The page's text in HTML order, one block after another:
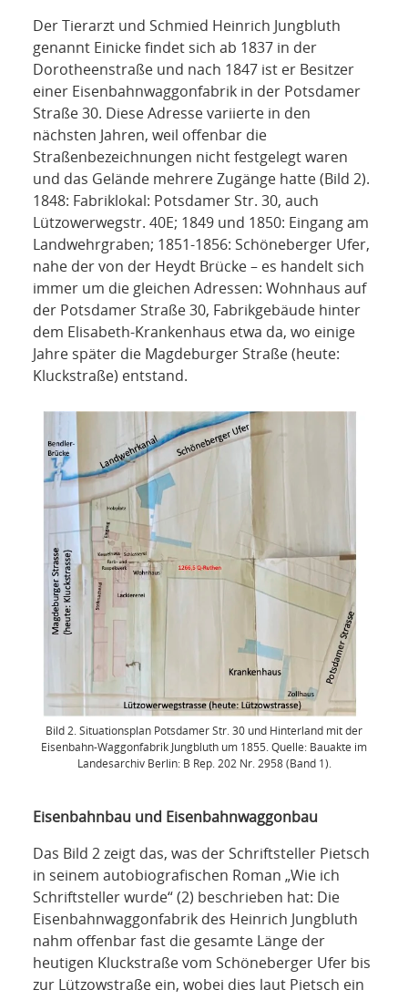
Der Tierarzt und Schmied Heinrich Jungbluth
genannt Einicke findet sich ab 1837 in der
Dorotheenstraße und nach 1847 ist er Besitzer
einer Eisenbahnwaggonfabrik in der Potsdamer
Straße 30. Diese Adresse variierte in den
nächsten Jahren, weil offenbar die
Straßenbezeichnungen nicht festgelegt waren
und das Gelände mehrere Zugänge hatte (Bild 2).
1848: Fabriklokal: Potsdamer Str. 30, auch
Lützowerwegstr. 40E; 1849 und 1850: Eingang am
Landwehrgraben; 1851-1856: Schöneberger Ufer,
nahe der von der Heydt Brücke – es handelt sich
immer um die gleichen Adressen: Wohnhaus auf
der Potsdamer Straße 30, Fabrikgebäude hinter
dem Elisabeth-Krankenhaus etwa da, wo einige
Jahre später die Magdeburger Straße (heute:
Kluckstraße) entstand.
Bild 2. Situationsplan Potsdamer Str. 30 und Hinterland mit der
Eisenbahn-Waggonfabrik Jungbluth um 1855. Quelle: Bauakte im
Landesarchiv Berlin: B Rep. 202 Nr. 2958 (Band 1).
Eisenbahnbau und Eisenbahnwaggonbau
Das Bild 2 zeigt das, was der Schriftsteller Pietsch
in seinem autobiografischen Roman „Wie ich
Schriftsteller wurde“ (2) beschrieben hat: Die
Eisenbahnwaggonfabrik des Heinrich Jungbluth
nahm offenbar fast die gesamte Länge der
heutigen Kluckstraße vom Schöneberger Ufer bis
zur Lützowstraße ein, wobei dies laut Pietsch ein